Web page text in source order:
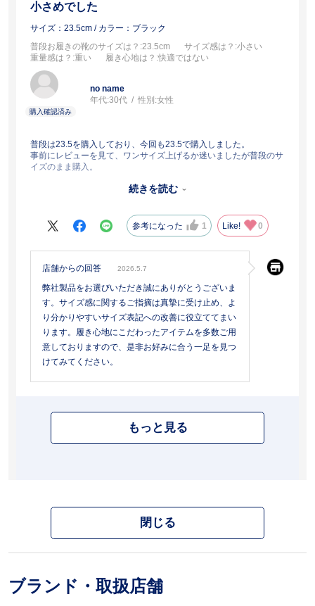
小さめでした
サイズ：23.5cm / カラー：ブラック
普段お履きの靴のサイズは？ :23.5cm サイズ感は？ :小さい
重量感は？ :重い 履き心地は？ :快適ではない
no name
年代:30代 性別:女性
普段は23.5を購入しており、今回も23.5で購入しました。
事前にレビューを見て、ワンサイズ上げるか迷いましたが普段のサ
イズのまま購入。
セール品は返品交換不可とのことなのでこのまま保管します。
続きを読む
参考になった 1 Like! 0
店舗からの回答 2026.5.7
弊社製品をお選びいただき誠にありがとうございま
す。サイズ感に関するご指摘は真摯に受け止め、よ
り分かりやすいサイズ表記への改善に役立ててまい
ります。履き心地にこだわったアイテムを多数ご用
意しておりますので、是非お好みに合う一足を見つ
けてみてください。
もっと見る
閉じる
ブランド・取扱店舗